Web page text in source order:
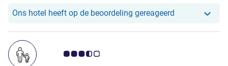
Ons hotel heeft op de beoordeling gereageerd Ons hotel
Avis-klantbeoordeling 3.5/5